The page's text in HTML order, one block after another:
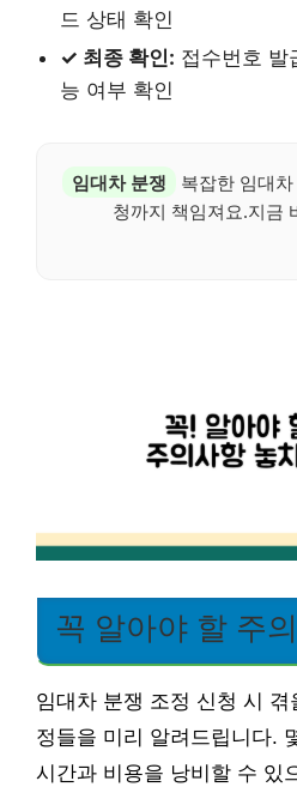
드 상태 확인
✓ 최종 확인: 접수번호 발
능 여부 확인
임대차 분쟁
복잡한 임대
청까지 책임져요.지금
꼭 알아야 할 주
임대차 분쟁 조정 신청 시
정들을 미리 알려드립니다.
시간과 비용을 낭비할 수 있